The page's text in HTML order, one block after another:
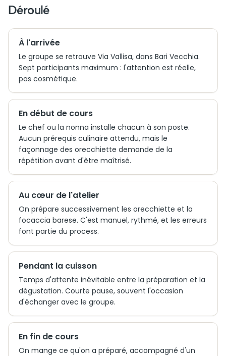
Déroulé
À l'arrivée
Le groupe se retrouve Via Vallisa, dans Bari Vecchia.
Sept participants maximum : l'attention est réelle,
pas cosmétique.
En début de cours
Le chef ou la nonna installe chacun à son poste.
Aucun prérequis culinaire attendu, mais le
façonnage des orecchiette demande de la
répétition avant d'être maîtrisé.
Au cœur de l'atelier
On prépare successivement les orecchiette et la
focaccia barese. C'est manuel, rythmé, et les erreurs
font partie du process.
Pendant la cuisson
Temps d'attente inévitable entre la préparation et la
dégustation. Courte pause, souvent l'occasion
d'échanger avec le groupe.
En fin de cours
On mange ce qu'on a préparé, accompagné d'un